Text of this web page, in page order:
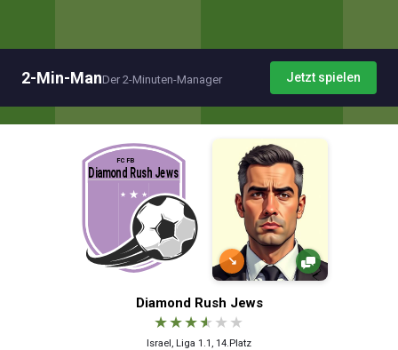
2-Min-ManDer 2-Minuten-Manager Jetzt spielen
↘
Diamond Rush Jews
★★★★ ★ ★
Israel, Liga 1.1, 14.Platz